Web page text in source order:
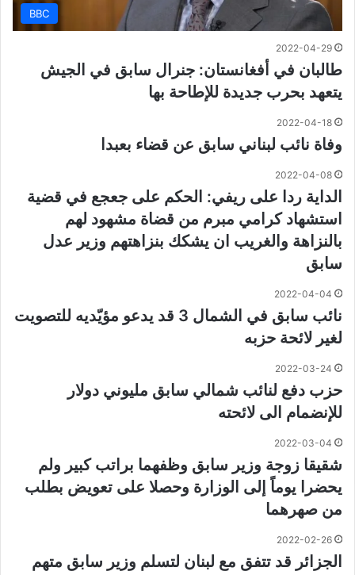
BBC
2022-04-29
طالبان في أفغانستان: جنرال سابق في الجيش
يتعهد بحرب جديدة للإطاحة بها
2022-04-18
وفاة نائب لبناني سابق عن قضاء بعبدا
2022-04-08
الداية ردا على ريفي: الحكم على جعجع في قضية
استشهاد كرامي مبرم من قضاة مشهود لهم
بالنزاهة والغريب ان يشكك بنزاهتهم وزير عدل
سابق
2022-04-04
نائب سابق في الشمال 3 قد يدعو مؤيّديه للتصويت
لغير لائحة حزبه
2022-03-24
حزب دفع لنائب شمالي سابق مليوني دولار
للإنضمام الى لائحته
2022-03-04
شقيقا زوجة وزير سابق وظفهما براتب كبير ولم
يحضرا يوماً إلى الوزارة وحصلا على تعويض بطلب
من صهرهما
2022-02-26
الجزائر قد تتفق مع لبنان لتسلم وزير سابق متهم